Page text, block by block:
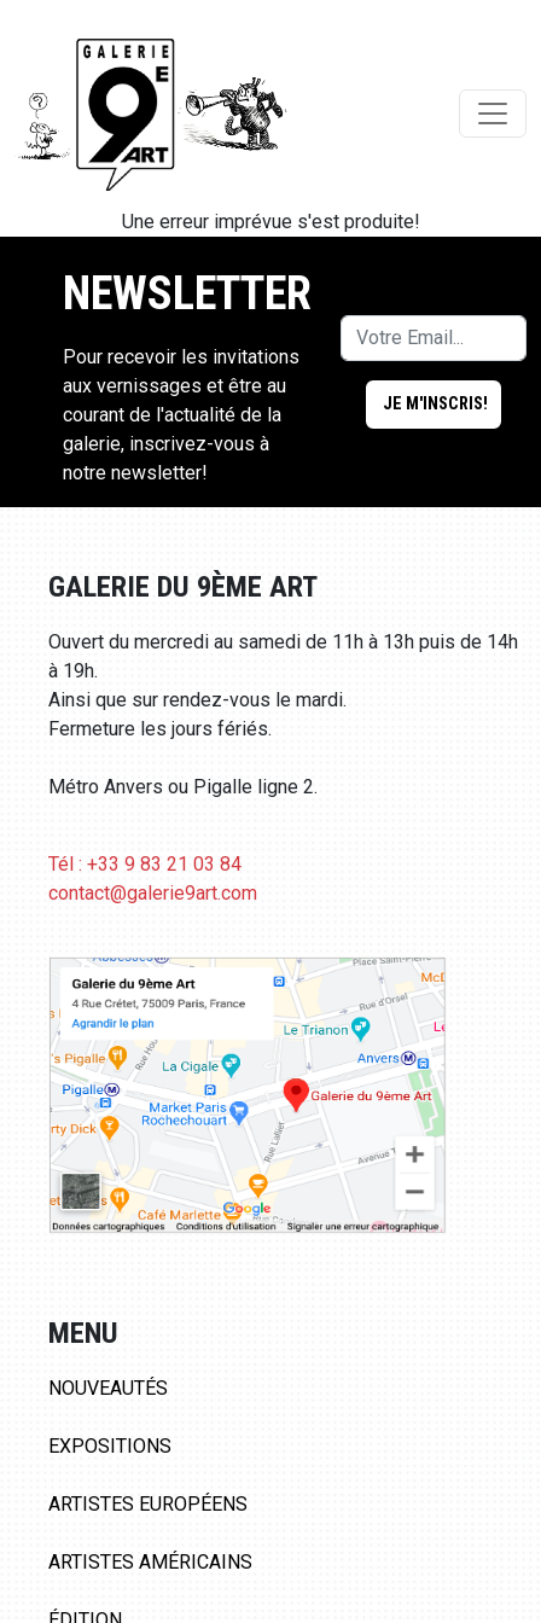
Une erreur imprévue s'est produite!
NEWSLETTER
Pour recevoir les invitations
aux vernissages et être au
courant de l'actualité de la
galerie, inscrivez-vous à
notre newsletter!
GALERIE DU 9ÈME ART
Ouvert du mercredi au samedi de 11h à 13h puis de 14h
à 19h.
Ainsi que sur rendez-vous le mardi.
Fermeture les jours fériés.
Métro Anvers ou Pigalle ligne 2.
Tél : +33 9 83 21 03 84
contact@galerie9art.com
MENU
NOUVEAUTÉS
EXPOSITIONS
ARTISTES EUROPÉENS
ARTISTES AMÉRICAINS